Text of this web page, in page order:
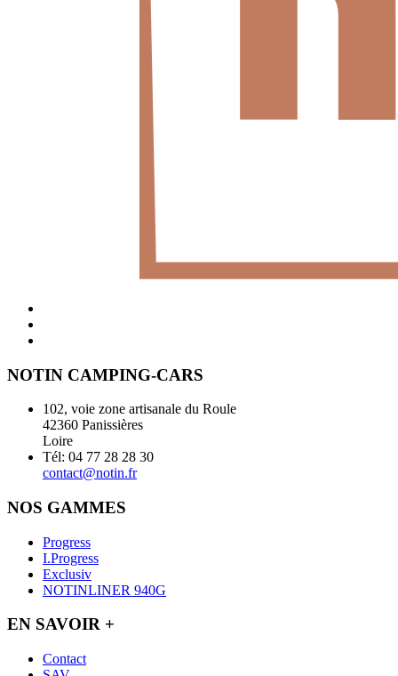
NOTIN CAMPING-CARS
102, voie zone artisanale du Roule
42360 Panissières
Loire
Tél: 04 77 28 28 30
contact@notin.fr
NOS GAMMES
Progress
I.Progress
Exclusiv
NOTINLINER 940G
EN SAVOIR +
Contact